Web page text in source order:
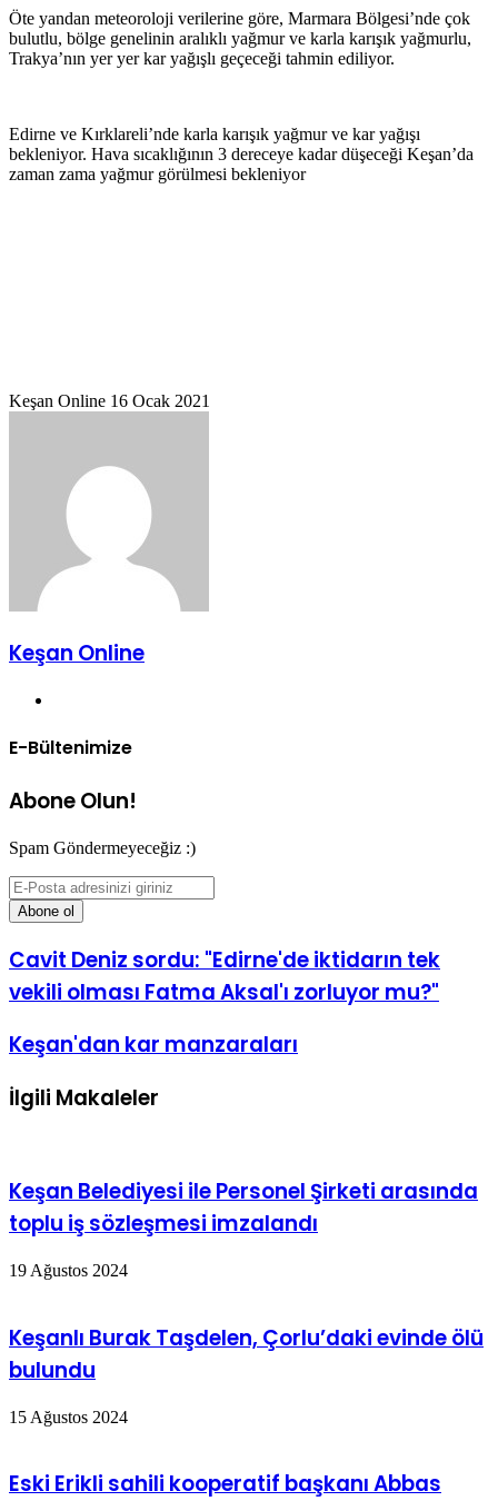
Öte yandan meteoroloji verilerine göre, Marmara Bölgesi’nde çok
bulutlu, bölge genelinin aralıklı yağmur ve karla karışık yağmurlu,
Trakya’nın yer yer kar yağışlı geçeceği tahmin ediliyor.
Edirne ve Kırklareli’nde karla karışık yağmur ve kar yağışı
bekleniyor. Hava sıcaklığının 3 dereceye kadar düşeceği Keşan’da
zaman zama yağmur görülmesi bekleniyor
Keşan Online Bir
16 Ocak 2021
Keşan Online
E-Bültenimize
Abone Olun!
Spam Göndermeyeceğiz :)
E-
Posta
adresinizi
Cavit Deniz sordu: "Edirne'de iktidarın tek
vekili olması Fatma Aksal'ı zorluyor mu?"
Keşan'dan kar manzaraları
İlgili Makaleler
Keşan Belediyesi ile Personel Şirketi arasında
toplu iş sözleşmesi imzalandı
19 Ağustos 2024
Keşanlı Burak Taşdelen, Çorlu’daki evinde ölü
bulundu
15 Ağustos 2024
Eski Erikli sahili kooperatif başkanı Abbas